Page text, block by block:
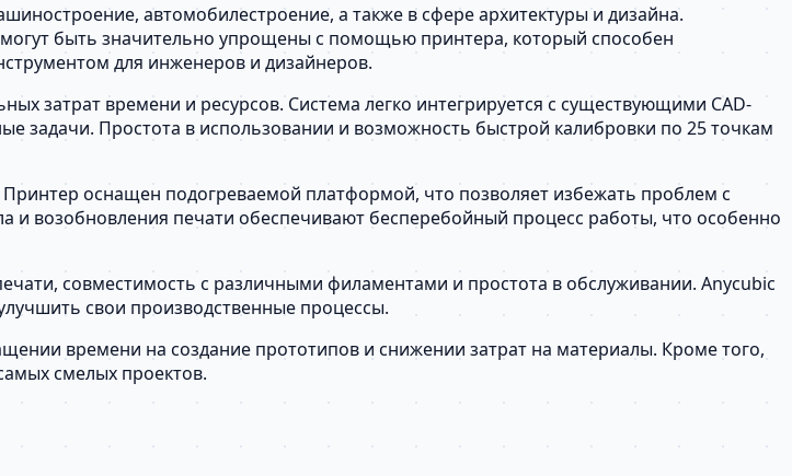
автомобилестроение, а также в сфере архитектуры и дизайна.
быть значительно упрощены с помощью принтера, который способен
для инженеров и дизайнеров.
затрат времени и ресурсов. Система легко интегрируется с существующими CAD-
задачи. Простота в использовании и возможность быстрой калибровки по 25 точкам
оснащен подогреваемой платформой, что позволяет избежать проблем с
и возобновления печати обеспечивают бесперебойный процесс работы, что особенно
совместимость с различными филаментами и простота в обслуживании. Anycubic
свои производственные процессы.
времени на создание прототипов и снижении затрат на материалы. Кроме того,
смелых проектов.